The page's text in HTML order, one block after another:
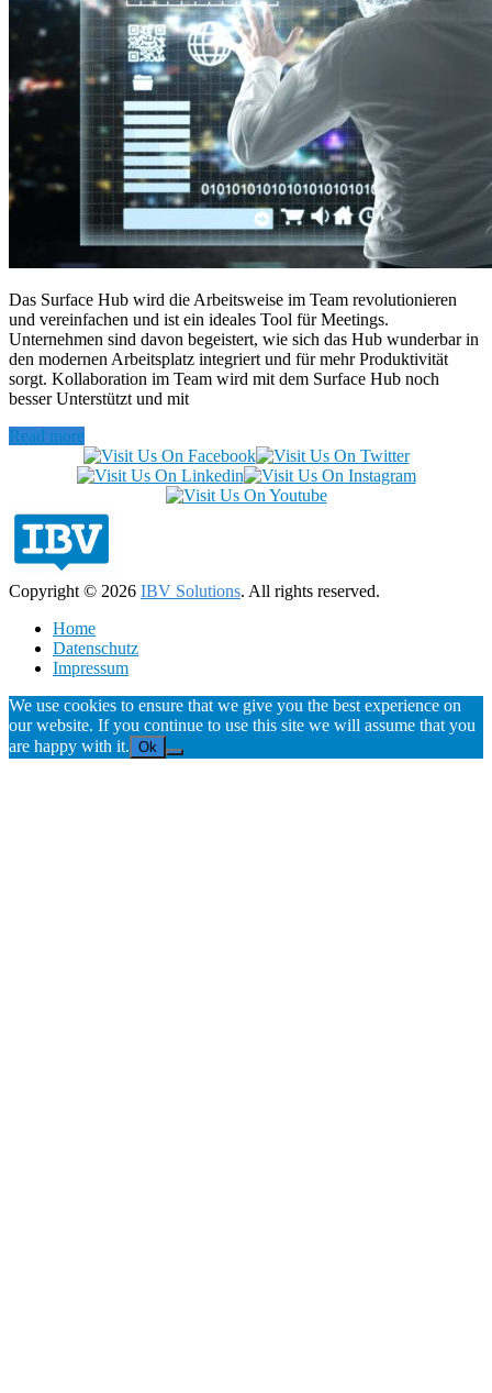
Das Surface Hub wird die Arbeitsweise im Team revolutionieren
und vereinfachen und ist ein ideales Tool für Meetings.
Unternehmen sind davon begeistert, wie sich das Hub wunderbar in
den modernen Arbeitsplatz integriert und für mehr Produktivität
sorgt. Kollaboration im Team wird mit dem Surface Hub noch
besser Unterstützt und mit
Read more
Copyright © 2026 IBV Solutions. All rights reserved.
Home
Datenschutz
Impressum
We use cookies to ensure that we give you the best experience on
our website. If you continue to use this site we will assume that you
are happy with it. Ok